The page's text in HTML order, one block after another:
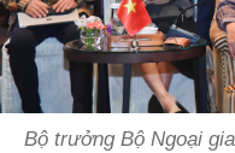
Bộ trưởng Bộ Ngoại